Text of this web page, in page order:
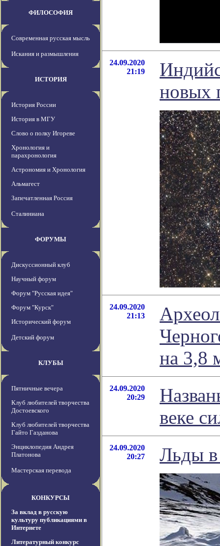
ФИЛОСОФИЯ
Современная русская мысль
Искания и размышления
ИСТОРИЯ
История России
История в МГУ
Слово о полку Игореве
Хронология и
парахронология
Астрономия и Хронология
Альмагест
Запечатленная Россия
Сталиниана
ФОРУМЫ
Дискуссионный клуб
Научный форум
Форум "Русская идея"
Форум "Курск"
Исторический форум
Детский форум
КЛУБЫ
Пятничные вечера
Клуб любителей творчества
Достоевского
Клуб любителей творчества
Гайто Газданова
Энциклопедия Андрея
Платонова
Мастерская перевода
КОНКУРСЫ
За вклад в русскую
культуру публикациями в
Интернете
Литературный конкурс
24.09.2020
21:19
новых
24.09.2020
21:13
на 3,8
24.09.2020
20:29
веке
24.09.2020
20:27
Льды в